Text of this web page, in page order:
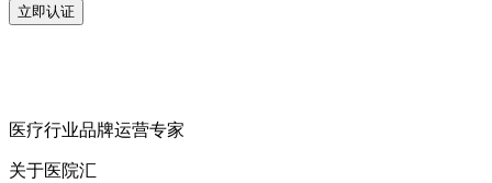
立即认证
医疗行业品牌运营专家
关于医院汇